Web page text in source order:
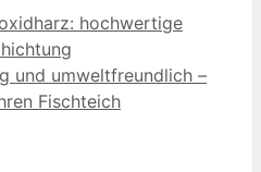
hochwertige
und umweltfreundlich –
Fischteich